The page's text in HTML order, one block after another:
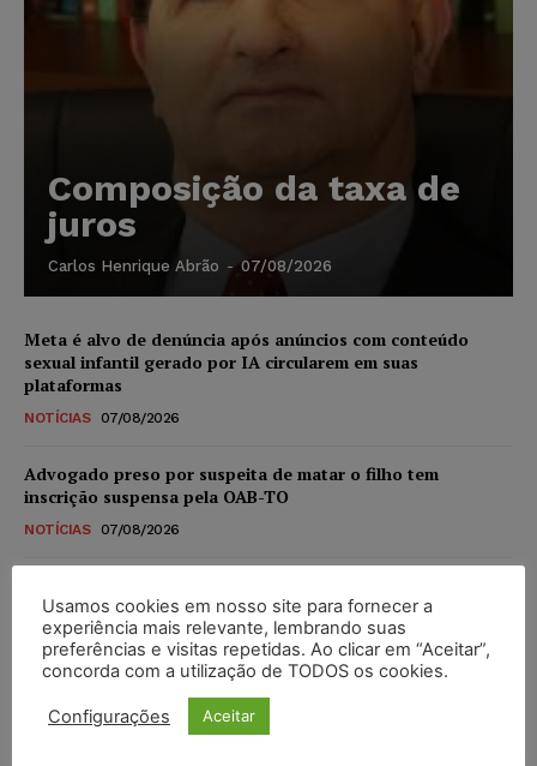
Composição da taxa de
juros
Carlos Henrique Abrão - 07/08/2026
Meta é alvo de denúncia após anúncios com conteúdo
sexual infantil gerado por IA circularem em suas
plataformas
NOTÍCIAS 07/08/2026
Advogado preso por suspeita de matar o filho tem
inscrição suspensa pela OAB-TO
NOTÍCIAS 07/08/2026
novos para pessoas com deficiência e autistas de todos os
níveis
DIREITO TRIBUTÁRIO 07/08/2026
Justiça do Trabalho mantém justa causa de empregado que
Usamos cookies em nosso site para fornecer a
experiência mais relevante, lembrando suas
preferências e visitas repetidas. Ao clicar em “Aceitar”,
concorda com a utilização de TODOS os cookies.
Configurações Aceitar